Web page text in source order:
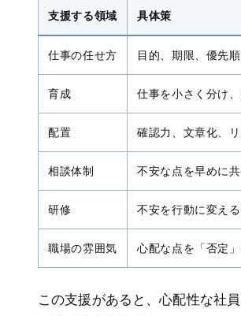
支援する領域 具体策
仕事の任せ方 目的、期限、優先
育成 仕事を小さく分け
配置 確認力、文章化、
相談体制 不安な点を早めに
研修 不安を行動に変え
職場の雰囲気 心配な点を「否定
この支援があると、心配性な社